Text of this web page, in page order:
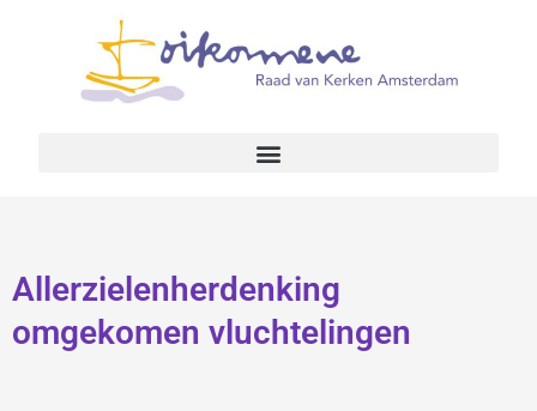
Allerzielenherdenking
omgekomen vluchtelingen